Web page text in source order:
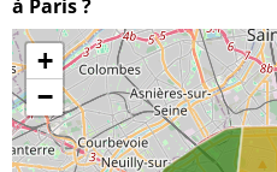
à Paris ?
+
−